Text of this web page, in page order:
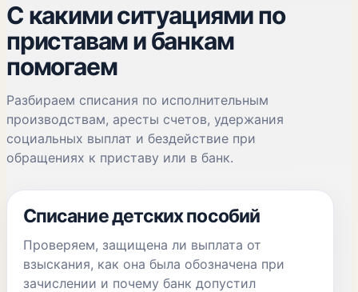
С какими ситуациями по
приставам и банкам
помогаем
Разбираем списания по исполнительным
производствам, аресты счетов, удержания
социальных выплат и бездействие при
обращениях к приставу или в банк.
Списание детских пособий
Проверяем, защищена ли выплата от
взыскания, как она была обозначена при
зачислении и почему банк допустил